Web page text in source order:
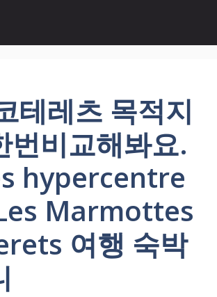
테레츠 목적지
번비교해봐요.
hypercentre
Marmottes
여행 숙박